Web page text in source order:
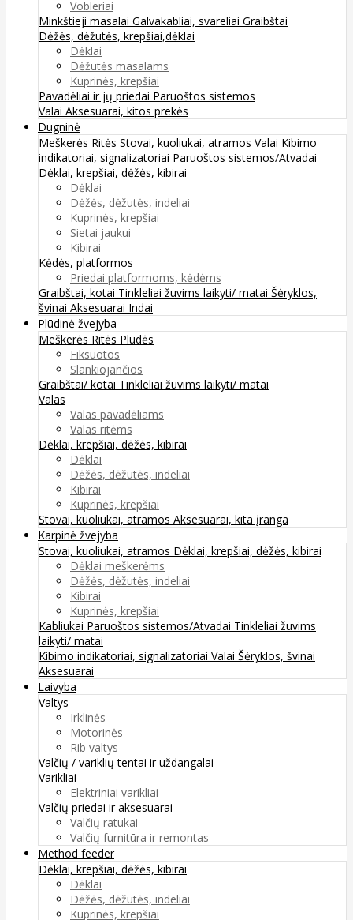
Vobleriai
Minkštieji masalai Galvakabliai, svareliai Graibštai
Dėžės, dėžutės, krepšiai,dėklai
Dėklai
Dėžutės masalams
Kuprinės, krepšiai
Pavadėliai ir jų priedai Paruoštos sistemos
Valai Aksesuarai, kitos prekės
Dugninė
Meškerės Ritės Stovai, kuoliukai, atramos Valai Kibimo
indikatoriai, signalizatoriai Paruoštos sistemos/Atvadai
Dėklai, krepšiai, dėžės, kibirai
Dėklai
Dėžės, dėžutės, indeliai
Kuprinės, krepšiai
Sietai jaukui
Kibirai
Kėdės, platformos
Priedai platformoms, kėdėms
Graibštai, kotai Tinkleliai žuvims laikyti/ matai Šėryklos,
švinai Aksesuarai Indai
Plūdinė žvejyba
Meškerės Ritės Plūdės
Fiksuotos
Slankiojančios
Graibštai/ kotai Tinkleliai žuvims laikyti/ matai
Valas
Valas pavadėliams
Valas ritėms
Dėklai, krepšiai, dėžės, kibirai
Dėklai
Dėžės, dėžutės, indeliai
Kibirai
Kuprinės, krepšiai
Stovai, kuoliukai, atramos Aksesuarai, kita įranga
Karpinė žvejyba
Stovai, kuoliukai, atramos Dėklai, krepšiai, dėžės, kibirai
Dėklai meškerėms
Dėžės, dėžutės, indeliai
Kibirai
Kuprinės, krepšiai
Kabliukai Paruoštos sistemos/Atvadai Tinkleliai žuvims
laikyti/ matai
Kibimo indikatoriai, signalizatoriai Valai Šėryklos, švinai
Aksesuarai
Laivyba
Valtys
Irklinės
Motorinės
Rib valtys
Valčių / variklių tentai ir uždangalai
Varikliai
Elektriniai varikliai
Valčių priedai ir aksesuarai
Valčių ratukai
Valčių furnitūra ir remontas
Method feeder
Dėklai, krepšiai, dėžės, kibirai
Dėklai
Dėžės, dėžutės, indeliai
Kuprinės, krepšiai